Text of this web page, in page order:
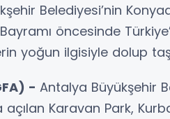
Belediyesi’nin
öncesinde
yoğun ilgisiyle dolup
- Antalya Büyükşehir
açılan Karavan Park,